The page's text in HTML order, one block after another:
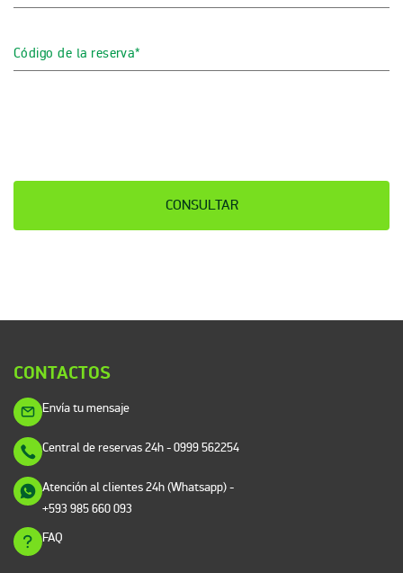
Código de la reserva
CONSULTAR
CONTACTOS
Envía tu mensaje
Central de reservas 24h- 0999 562254
Atención al clientes 24h (Whatsapp)-
+593 985 660 093
FAQ